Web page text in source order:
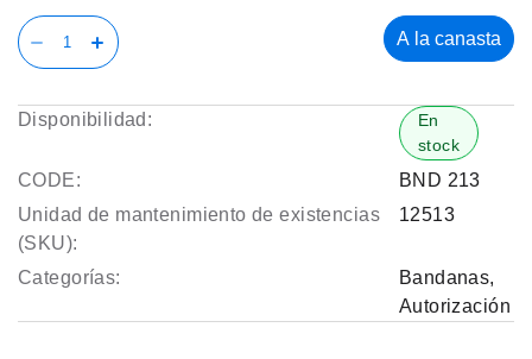
A la canasta
Disponibilidad:
En
stock
CODE:
BND 213
Unidad de mantenimiento de existencias
(SKU):
12513
Categorías: Bandanas,
Autorización